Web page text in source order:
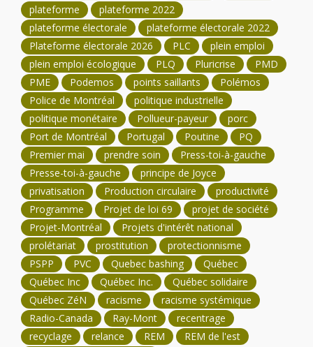
plateforme
plateforme 2022
plateforme électorale
plateforme électorale 2022
Plateforme électorale 2026
PLC
plein emploi
plein emploi écologique
PLQ Pluricrise
PMD
PME
Podemos points saillants
Polémos
Police de Montréal
politique industrielle
politique monétaire
Pollueur-payeur
porc
Port de Montréal
Portugal Poutine
PQ
Premier mai
prendre soin
Press-toi-à-gauche
Presse-toi-à-gauche
principe de Joyce
privatisation
Production circulaire
productivité
Programme
Projet de loi 69
projet de société
Projet-Montréal
Projets d'intérêt national
prolétariat
prostitution
protectionnisme
PSPP
PVC Quebec bashing
Québec
Québec Inc
Québec Inc.
Québec solidaire
Québec ZéN
racisme
racisme systémique
Radio-Canada
Ray-Mont
recentrage
recyclage
relance REM
REM de l'est